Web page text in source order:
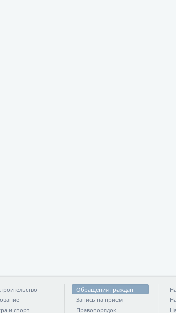
и спорт
Обращения граждан
Запись на прием
Правопорядок